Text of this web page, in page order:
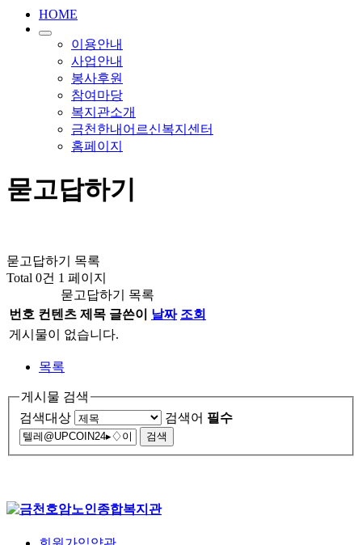
HOME
이용안내
사업안내
봉사후원
참여마당
복지관소개
금천한내어르신복지센터
홈페이지
묻고답하기
묻고답하기 목록
Total 0건 1 페이지
묻고답하기 목록
번호 컨텐츠 제목 글쓴이 날짜 조회
게시물이 없습니다.
목록
게시물 검색
검색대상
검색어 필수